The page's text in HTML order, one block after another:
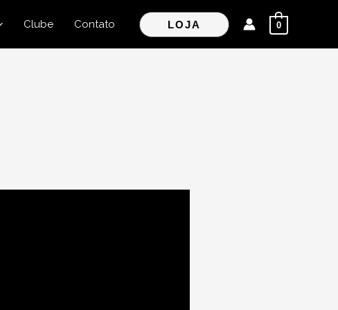
Clube Contato LOJA 0